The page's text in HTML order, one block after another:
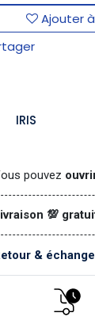
Ajouter
IRIS
pouvez
💯
&